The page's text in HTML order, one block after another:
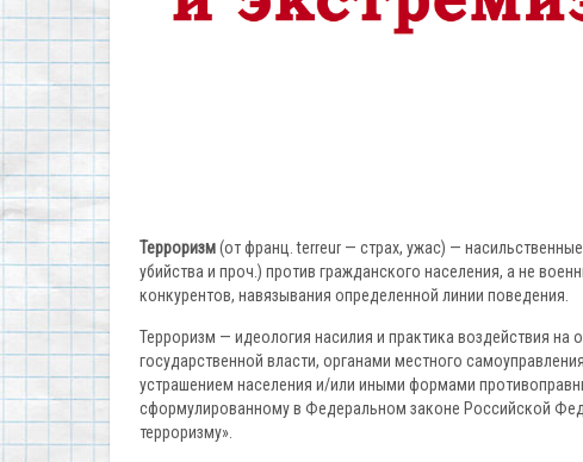
Терроризм(от франц. terreur — страх, ужас) —
убийства и проч.) против гражданского населения, а не
конкурентов, навязывания определенной линии поведения.
Терроризм — идеология насилия и практика воздействия
государственной власти, органами местного
устрашением населения и/или иными формами
сформулированному в Федеральном законе Российской
терроризму».